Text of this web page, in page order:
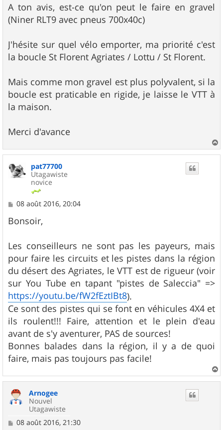
A ton avis, est-ce qu'on peut le faire en gravel
(Niner RLT9 avec pneus 700x40c)
J'hésite sur quel vélo emporter, ma priorité c'est
la boucle St Florent Agriates / Lottu / St Florent.
Mais comme mon gravel est plus polyvalent, si la
boucle est praticable en rigide, je laisse le VTT à
la maison.
Merci d'avance
a
pat77700
Utagawiste
novice
M
s
s
g
e
08 août 2016, 20:04
Bonsoir,
Les conseilleurs ne sont pas les payeurs, mais
pour faire les circuits et les pistes dans la région
du désert des Agriates, le VTT est de rigueur (voir
sur You Tube en tapant "pistes de Saleccia" =>
https://youtu.be/fW2fEztIBt8).
Ce sont des pistes qui se font en véhicules 4X4 et
ils roulent!!! Faire, attention et le plein d'eau
avant de s'y aventurer, PAS de sources!
Bonnes balades dans la région, il y a de quoi
faire, mais pas toujours pas facile!
a
Arnogee
Nouvel
Utagawiste
M
08 août 2016, 21:30